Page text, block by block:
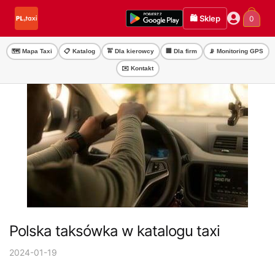
Przejdź
nawigacji
Przejdź
treści
🛍️ Sklep 0
🗺️ Mapa Taxi 📋 Katalog 🚖 Dla kierowcy 🏢 Dla firm 📡 Monitoring GPS
✉️ Kontakt
Polska taksówka w katalogu taxi
2024-01-19